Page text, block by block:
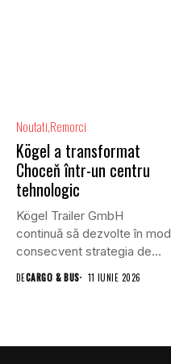
Noutati Remorci
Kögel a transformat
Choceň într-un centru
tehnologic
Kögel Trailer GmbH
continuă să dezvolte în mod
consecvent strategia de
DECARGO & BUS 11 IUNIE 2026